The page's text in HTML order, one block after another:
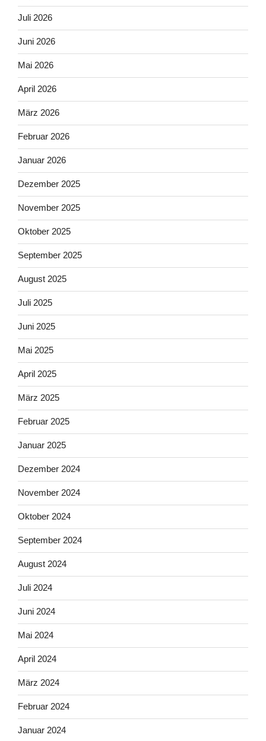
Juli 2026
Juni 2026
Mai 2026
April 2026
März 2026
Februar 2026
Januar 2026
Dezember 2025
November 2025
Oktober 2025
September 2025
August 2025
Juli 2025
Juni 2025
Mai 2025
April 2025
März 2025
Februar 2025
Januar 2025
Dezember 2024
November 2024
Oktober 2024
September 2024
August 2024
Juli 2024
Juni 2024
Mai 2024
April 2024
März 2024
Februar 2024
Januar 2024